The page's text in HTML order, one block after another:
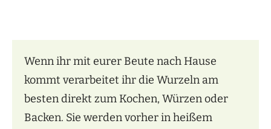
Wenn ihr mit eurer Beute nach Hause
kommt verarbeitet ihr die Wurzeln am
besten direkt zum Kochen, Würzen oder
Backen. Sie werden vorher in heißem